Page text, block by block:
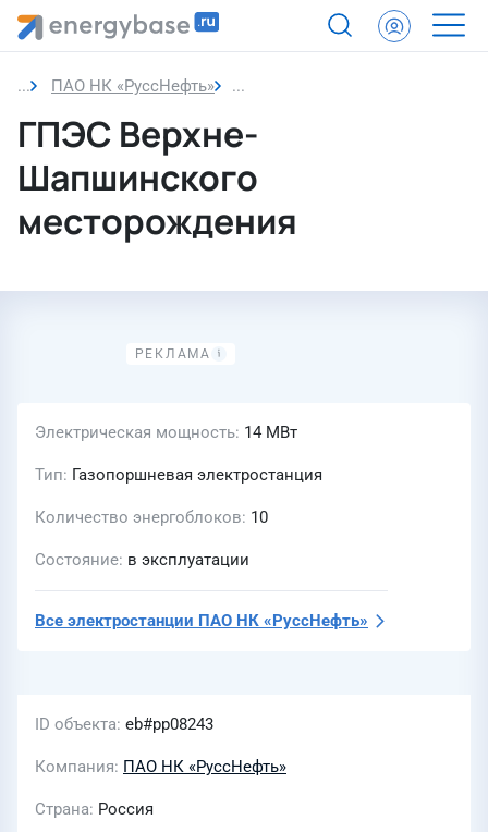
ПАО НК «РуссНефть» ГПЭС Верхне-Шапшинского
ГПЭС Верхне-
Шапшинского
месторождения
Электрическая мощность 14 МВт
Тип Газопоршневая электростанция
Количество энергоблоков 10
Состояние в эксплуатации
Все электростанции ПАО НК «РуссНефть»
ID объекта eb#pp08243
Компания ПАО НК «РуссНефть»
Страна Россия